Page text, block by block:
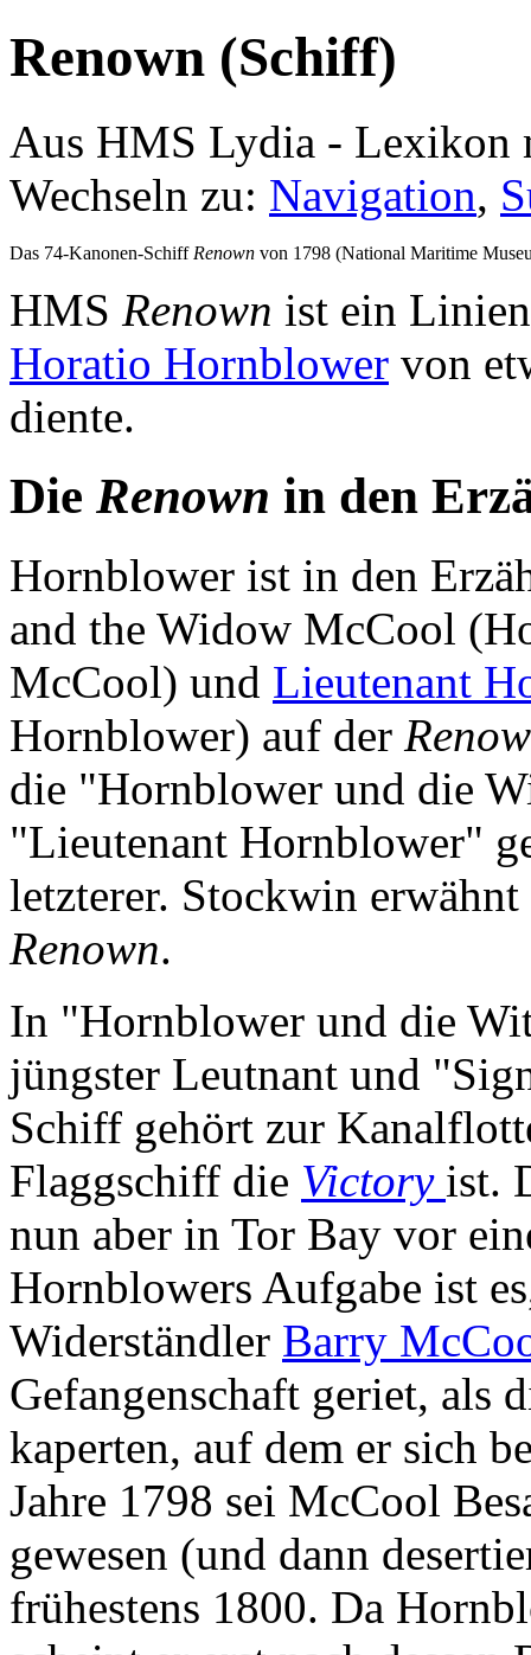
Renown (Schiff)
Aus HMS Lydia - Lexikon
Wechseln zu: Navigation,
Das 74-Kanonen-Schiff Renown von 1798 (National Maritime
HMS Renown ist ein
Horatio Hornblower von
diente.
Die Renown in den
Hornblower ist in den
and the Widow McCool
McCool) und Lieutenant
Hornblower) auf der
die "Hornblower und die
"Lieutenant Hornblower"
letzterer. Stockwin
Renown.
In "Hornblower und die
jüngster Leutnant und
Schiff gehört zur
Flaggschiff die Victory ist.
nun aber in Tor Bay vor
Hornblowers Aufgabe ist
Widerständler Barry
Gefangenschaft geriet, als
kaperten, auf dem er sich
Jahre 1798 sei McCool
gewesen (und dann
frühestens 1800. Da